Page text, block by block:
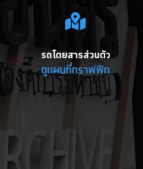
รถโดยสารส่วนตัว
ดูแผนที่กราฟฟิก